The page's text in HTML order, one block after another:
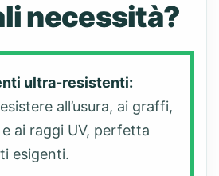
necessità?
ultra-resistenti:
all’usura, ai graffi,
ai raggi UV, perfetta
esigenti.